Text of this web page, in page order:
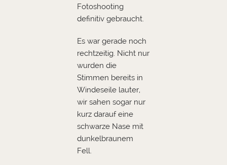
Fotoshooting
definitiv gebraucht.
Es war gerade noch
rechtzeitig. Nicht nur
wurden die
Stimmen bereits in
Windeseile lauter,
wir sahen sogar nur
kurz darauf eine
schwarze Nase mit
dunkelbraunem
Fell.